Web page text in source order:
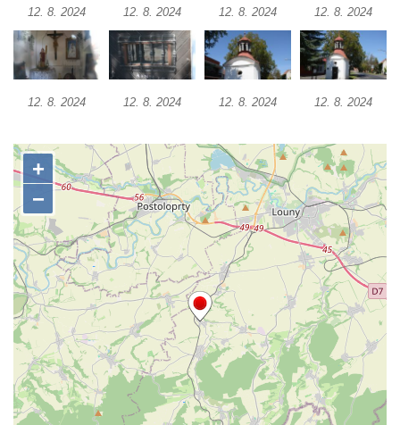
Kostel svatého Havla na hřbitově v
Hrobčicích
Kaple svatého Vavřince v Mirošovicích
Márnice na hřbitově v Dobříni
Kaple v Bezděkově
Kaple Nejsvětější Trojice v centru Liběšic
Výklenková kaple na rozcestí na jižním
okraji Liběšic
Kostel svaté Kateřiny v Chouči
Kaple svatého Blažeje východně od Lužice
Kostel svatého Augustina v Lužici
Márnice na hřbitově v Lužici
Kostel svatého Martina v Kozlech
12. 8. 2024 12. 8. 2024 12. 8. 2024 12. 8. 2024
12. 8. 2024 12. 8. 2024 12. 8. 2024 12. 8. 2024